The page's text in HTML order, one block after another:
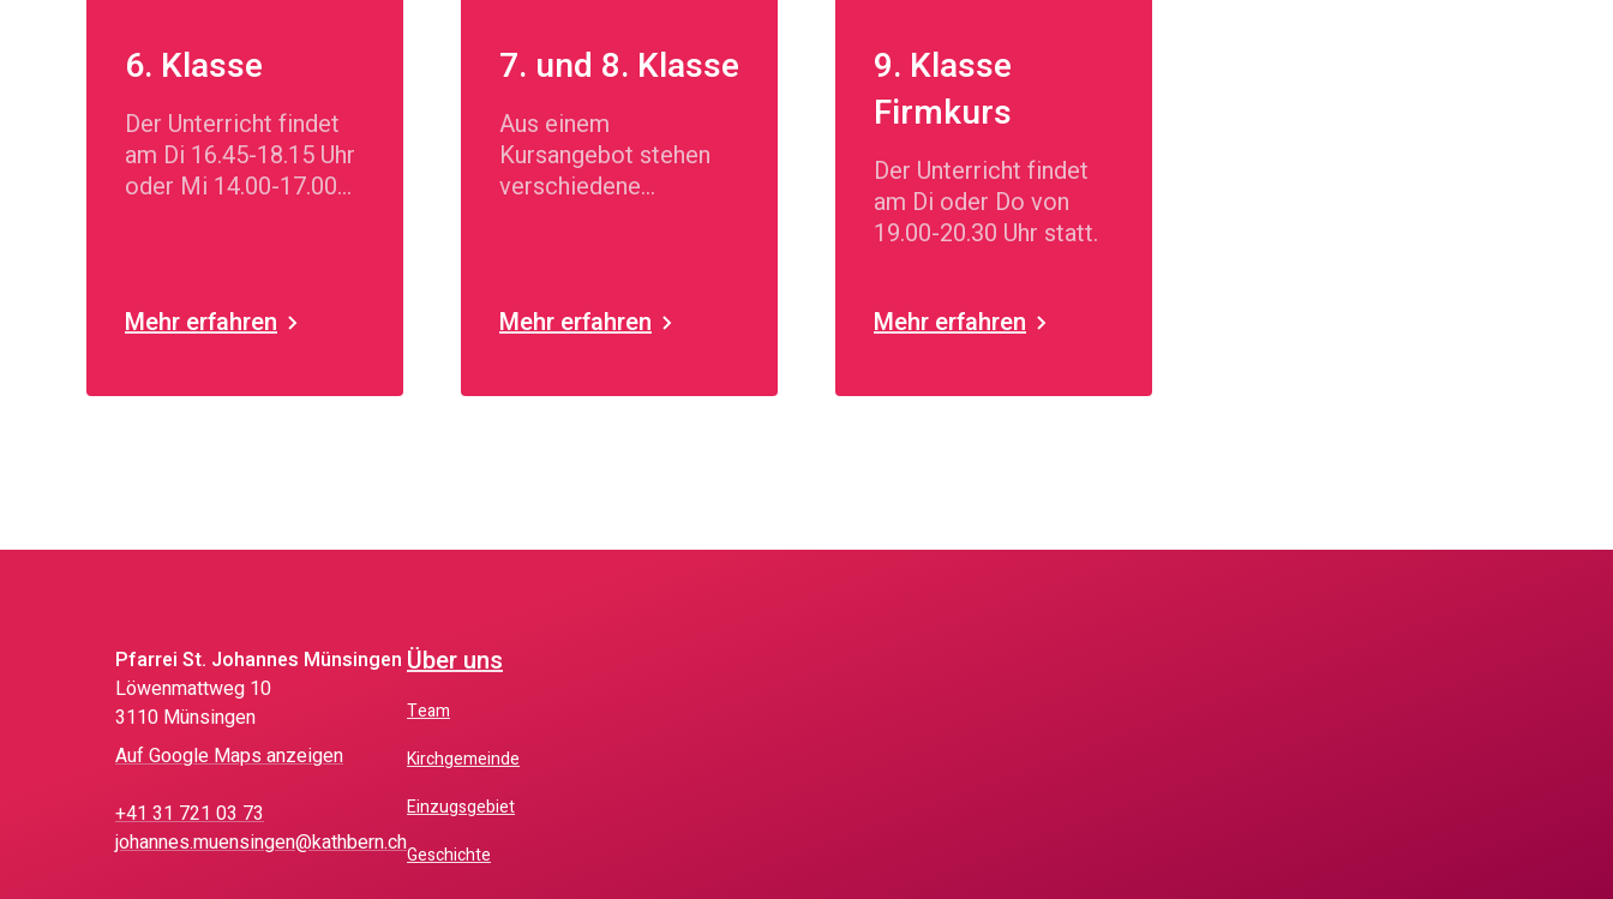
6. Klasse
Der Unterricht findet
am Di 16.45-18.15 Uhr
oder Mi 14.00-17.00
Mehr erfahren
7. und 8. Klasse
Aus einem
Kursangebot stehen
verschiedene
Mehr erfahren
9. Klasse
Firmkurs
Der Unterricht findet
am Di oder Do von
19.00-20.30 Uhr statt.
Mehr erfahren
Pfarrei St. Johannes Münsingen
Löwen­matt­weg 10
3110 Münsingen
Auf Google Maps anzeigen
+41 31 721 03 73
johannes.muensingen@kathbern.ch
Über uns
Team
Kirchgemeinde
Einzugsgebiet
Geschichte